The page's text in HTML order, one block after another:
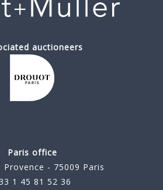
auctioneers
Paris office
Provence - 75009 Paris
1 45 81 52 36